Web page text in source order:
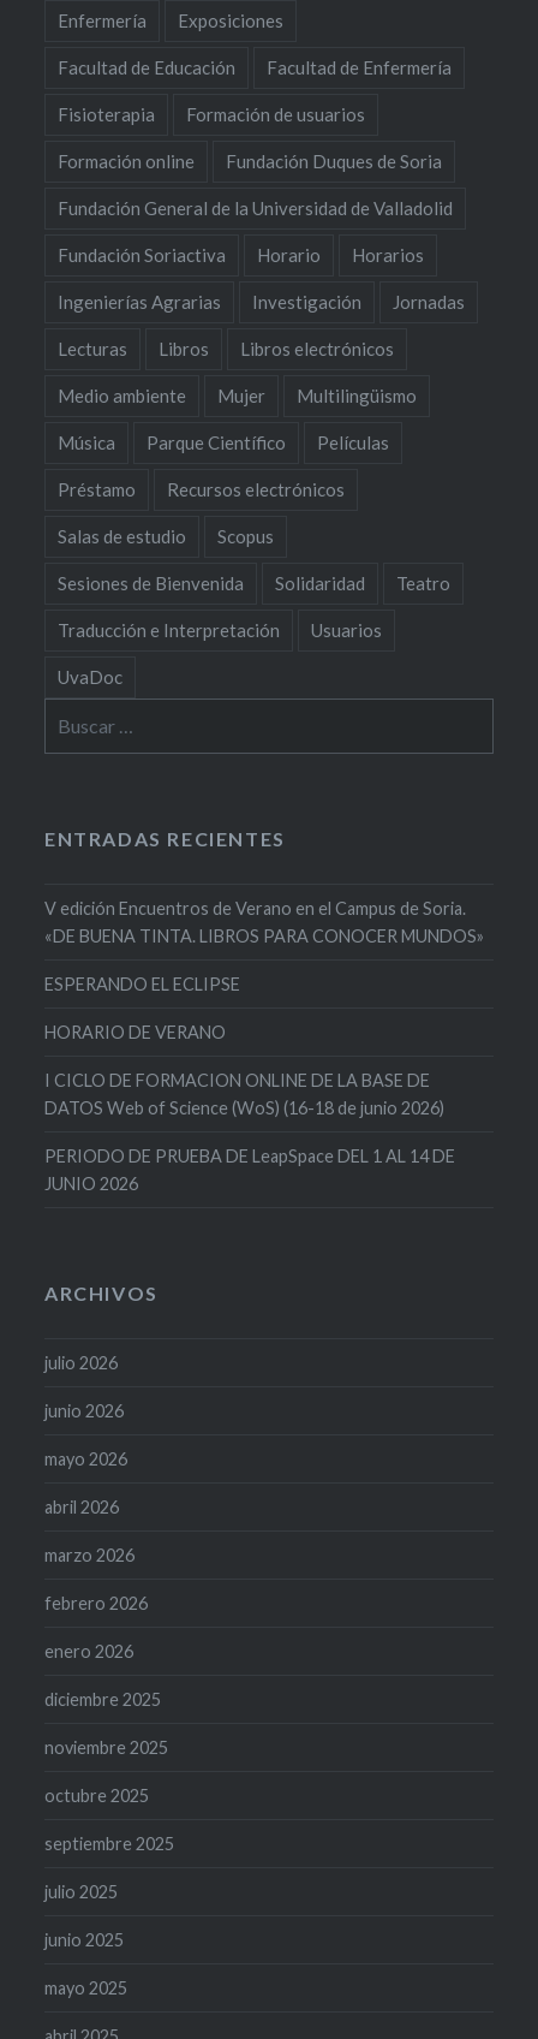
Enfermería Exposiciones
Facultad de Educación Facultad de Enfermería
Fisioterapia Formación de usuarios
Formación online Fundación Duques de Soria
Fundación General de la Universidad de Valladolid
Fundación Soriactiva Horario Horarios
Ingenierías Agrarias Investigación Jornadas
Lecturas Libros Libros electrónicos
Medio ambiente Mujer Multilingüismo
Música Parque Científico Películas
Préstamo Recursos electrónicos
Salas de estudio Scopus
Sesiones de Bienvenida Solidaridad Teatro
Traducción e Interpretación Usuarios
UvaDoc
ENTRADAS RECIENTES
V edición Encuentros de Verano en el Campus de Soria.
«DE BUENA TINTA. LIBROS PARA CONOCER MUNDOS»
ESPERANDO EL ECLIPSE
HORARIO DE VERANO
I CICLO DE FORMACION ONLINE DE LA BASE DE
DATOS Web of Science (WoS) (16-18 de junio 2026)
PERIODO DE PRUEBA DE LeapSpace DEL 1 AL 14 DE
JUNIO 2026
ARCHIVOS
julio 2026
junio 2026
mayo 2026
abril 2026
marzo 2026
febrero 2026
enero 2026
diciembre 2025
noviembre 2025
octubre 2025
septiembre 2025
julio 2025
junio 2025
mayo 2025